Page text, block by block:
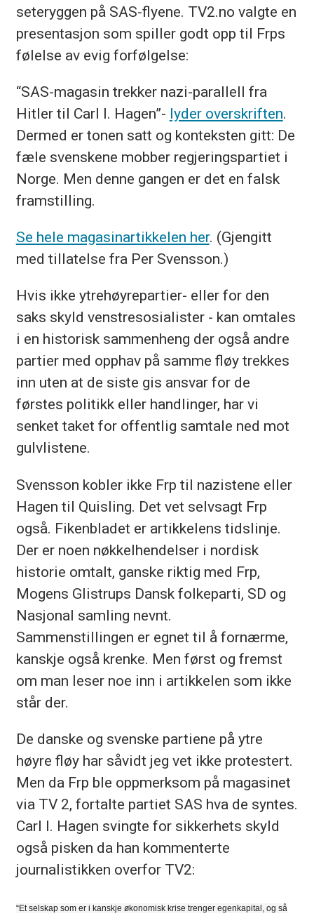
seteryggen på SAS-flyene. TV2.no valgte en
presentasjon som spiller godt opp til Frps
følelse av evig forfølgelse:
“SAS-magasin trekker nazi-parallell fra
Hitler til Carl I. Hagen”- lyder overskriften.
Dermed er tonen satt og konteksten gitt: De
fæle svenskene mobber regjeringspartiet i
Norge. Men denne gangen er det en falsk
framstilling.
Se hele magasinartikkelen her. (Gjengitt
med tillatelse fra Per Svensson.)
Hvis ikke ytrehøyrepartier- eller for den
saks skyld venstresosialister - kan omtales
i en historisk sammenheng der også andre
partier med opphav på samme fløy trekkes
inn uten at de siste gis ansvar for de
førstes politikk eller handlinger, har vi
senket taket for offentlig samtale ned mot
gulvlistene.
Svensson kobler ikke Frp til nazistene eller
Hagen til Quisling. Det vet selvsagt Frp
også. Fikenbladet er artikkelens tidslinje.
Der er noen nøkkelhendelser i nordisk
historie omtalt, ganske riktig med Frp,
Mogens Glistrups Dansk folkeparti, SD og
Nasjonal samling nevnt.
Sammenstillingen er egnet til å fornærme,
kanskje også krenke. Men først og fremst
om man leser noe inn i artikkelen som ikke
står der.
De danske og svenske partiene på ytre
høyre fløy har såvidt jeg vet ikke protestert.
Men da Frp ble oppmerksom på magasinet
via TV 2, fortalte partiet SAS hva de syntes.
Carl I. Hagen svingte for sikkerhets skyld
også pisken da han kommenterte
journalistikken overfor TV2:
“Et selskap som er i kanskje økonomisk krise trenger egenkapital, og så